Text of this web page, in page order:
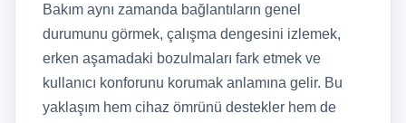
Bakım aynı zamanda bağlantıların genel
durumunu görmek, çalışma dengesini izlemek,
erken aşamadaki bozulmaları fark etmek ve
kullanıcı konforunu korumak anlamına gelir. Bu
yaklaşım hem cihaz ömrünü destekler hem de